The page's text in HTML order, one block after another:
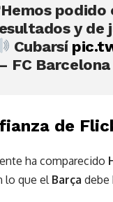
podido
y de
Cubarsí
FC Barcelona
de
ha comparecido
lo que el Barça debe